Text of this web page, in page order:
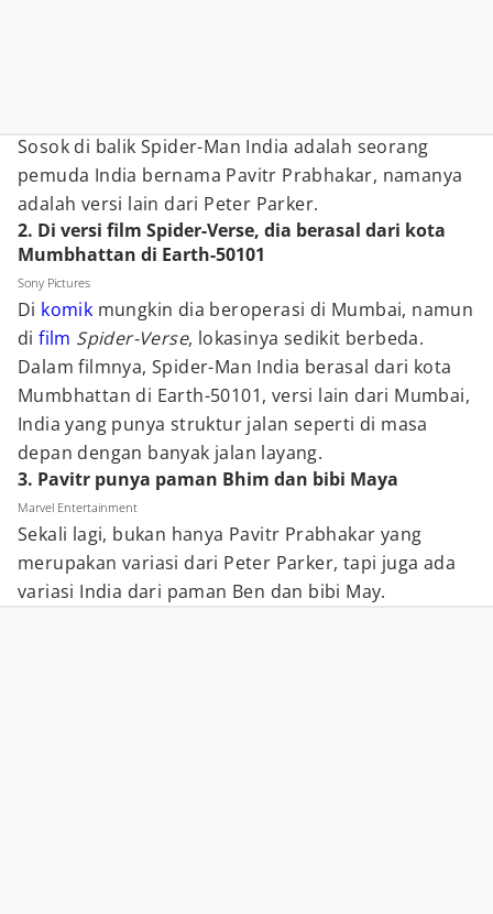
Sosok di balik Spider-Man India adalah seorang
pemuda India bernama Pavitr Prabhakar, namanya
adalah versi lain dari Peter Parker.
2. Di versi film Spider-Verse, dia berasal dari kota
Mumbhattan di Earth-50101
Sony Pictures
Di komik mungkin dia beroperasi di Mumbai, namun
difilm Spider-Verse, lokasinya sedikit berbeda.
Dalam filmnya, Spider-Man India berasal dari kota
Mumbhattan di Earth-50101, versi lain dari Mumbai,
India yang punya struktur jalan seperti di masa
depan dengan banyak jalan layang.
3. Pavitr punya paman Bhim dan bibi Maya
Marvel Entertainment
Sekali lagi, bukan hanya Pavitr Prabhakar yang
merupakan variasi dari Peter Parker, tapi juga ada
variasi India dari paman Ben dan bibi May.